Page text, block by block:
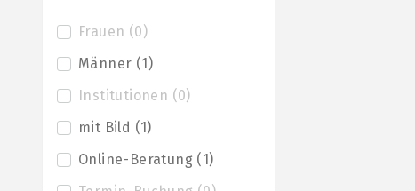
Frauen (0)
Männer (1)
Institutionen (0)
mit Bild (1)
Online-Beratung (1)